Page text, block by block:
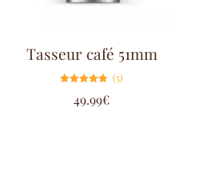
Tasseur café 51mm
4.80
sur 5
(5)
49.99€